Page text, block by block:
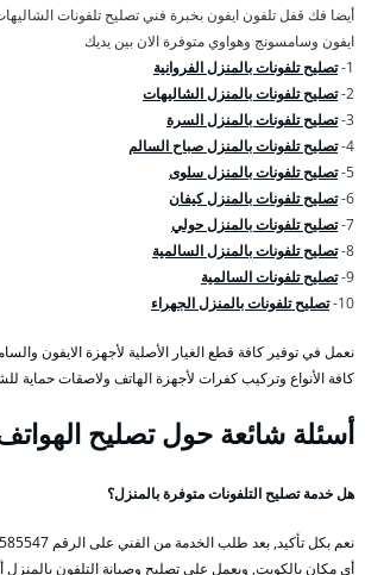
أيضا فك قفل تلفون ايفون بخبرة فني تصليح تلفونات
ايفون وسامسونج وهواوي متوفرة الان بين يديك
1- تصليح تلفونات بالمنزل الفروانية
2- تصليح تلفونات بالمنزل الشاليهات
3- تصليح تلفونات بالمنزل السرة
4- تصليح تلفونات بالمنزل صباح السالم
5- تصليح تلفونات بالمنزل سلوى
6- تصليح تلفونات بالمنزل كيفان
7- تصليح تلفونات بالمنزل حولي
8- تصليح تلفونات بالمنزل السالمية
9- تصليح تلفونات السالمية
10- تصليح تلفونات بالمنزل الجهراء
نعمل في توفير كافة قطع الغيار الأصلية لأجهزة الايفون
كافة الأنواع وتركيب كفرات لأجهزة الهاتف ولاصقات حماية
أسئلة شائعة حول تصليح
هل خدمة تصليح التلفونات متوفرة بالمنزل؟
أي مكان بالكويت, ويعمل على تصليح وصيانة التلفون بالمنزل